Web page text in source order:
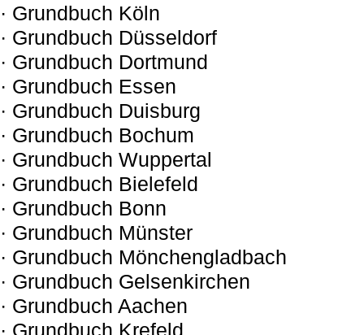
· Grundbuch Köln
· Grundbuch Düsseldorf
· Grundbuch Dortmund
· Grundbuch Essen
· Grundbuch Duisburg
· Grundbuch Bochum
· Grundbuch Wuppertal
· Grundbuch Bielefeld
· Grundbuch Bonn
· Grundbuch Münster
· Grundbuch Mönchengladbach
· Grundbuch Gelsenkirchen
· Grundbuch Aachen
· Grundbuch Krefeld